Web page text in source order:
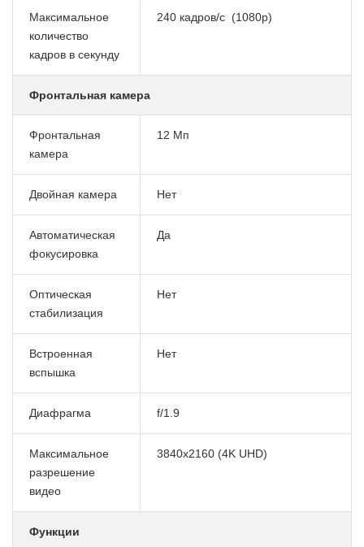
Максимальное
количество
кадров в секунду
240 кадров/с (1080p)
Фронтальная камера
Фронтальная
камера
12 Мп
Двойная камера Нет
Автоматическая
фокусировка
Да
Оптическая
стабилизация
Нет
Встроенная
вспышка
Нет
Диафрагма f/1.9
Максимальное
разрешение
видео
3840x2160 (4K UHD)
Функции